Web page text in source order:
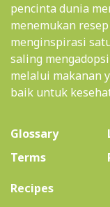
pencinta dunia
menemukan
menginspirasi
saling
melalui makanan
baik untuk
Glossary
Terms
Recipes(current)